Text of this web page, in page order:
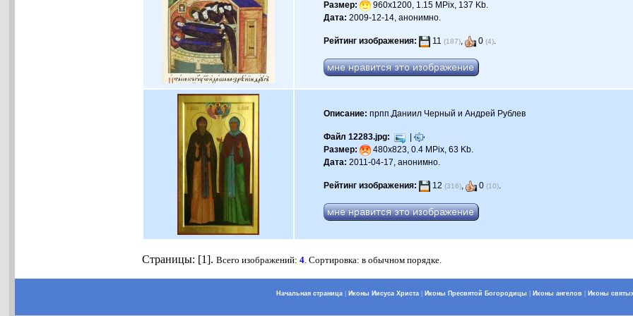
Размер:
960x1200, 1.15 MPix, 137 Kb.
Дата: 2009-12-14, анонимно.
Рейтинг изображения: 11(187), 0(4).
Описание: прпп.Даниил Черный и Андрей Рублев
Файл 12283.jpg:
|
Размер:
480x823, 0.4 MPix, 63 Kb.
Дата: 2011-04-17, анонимно.
Рейтинг изображения: 12(316), 0(10).
Страницы: [1].Всего изображений:4. Сортировка: в обычном порядке.
Начальная страница Иконы Иисуса Христа Иконы Пресвятой Богородицы Иконы ангелов Иконы